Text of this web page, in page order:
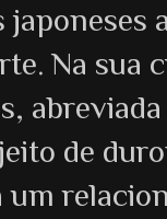
japoneses
Na sua
de